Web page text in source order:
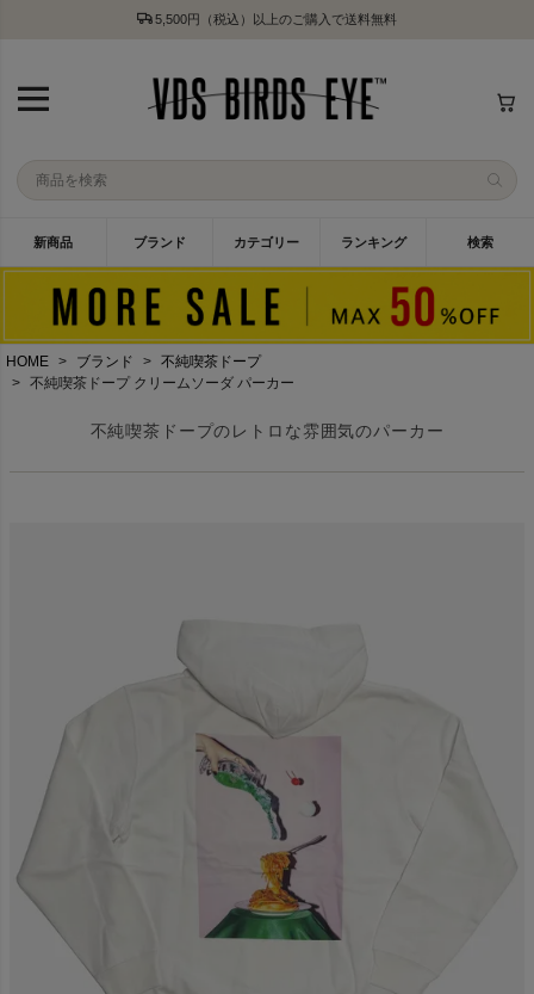
5,500円（税込）以上のご購入で送料無料
新商品 ブランド カテゴリー ランキング 検索
HOME ブランド
不純喫茶ドープ
不純喫茶ドープ クリームソーダ パーカー
不純喫茶ドープのレトロな雰囲気のパーカー